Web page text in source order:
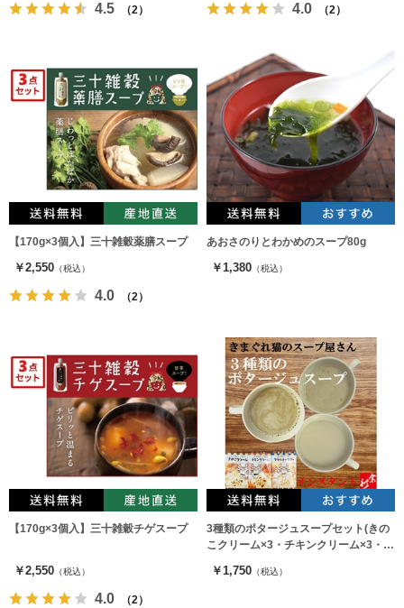
4.5 （2） 4.0 （2）
【170g×3個入】三十雑穀薬膳スープ
￥2,550 （税込）
4.0 （2）
あおさのりとわかめのスープ80g
￥1,380 （税込）
【170g×3個入】三十雑穀チゲスープ
￥2,550 （税込）
4.0 （2）
3種類のポタージュスープセット(きの
こクリーム×3・チキンクリーム×3・ク
￥1,750 （税込）